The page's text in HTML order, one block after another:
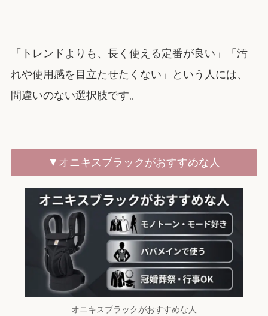
「トレンドよりも、長く使える定番が良い」「汚
れや使用感を目立たせたくない」という人には、
間違いのない選択肢です。
▼オニキスブラックがおすすめな人
オニキスブラックがおすすめな人